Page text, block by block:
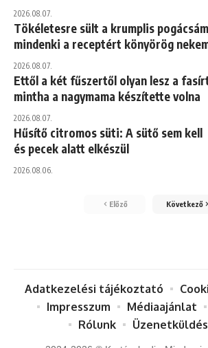
2026.08.07.
Tökéletesre sült a krumplis
mindenki a receptért könyörög
2026.08.07.
Ettől a két fűszertől olyan lesz a
mintha a nagymama készítette volna
2026.08.07.
Hűsítő citromos süti: A sütő sem kell
és pecek alatt elkészül
2026.08.06.
Előző Következő
Adatkezelési tájékoztató
Impresszum
Médiaajánlat
Rólunk
Üzenetküldés